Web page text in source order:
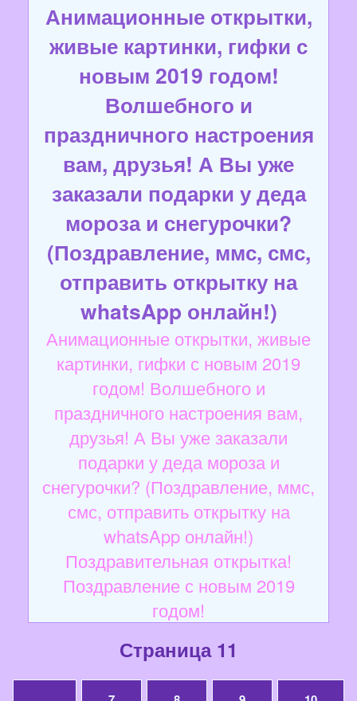
Анимационные открытки,
живые картинки, гифки с
новым 2019 годом!
Волшебного и
праздничного настроения
вам, друзья! А Вы уже
заказали подарки у деда
мороза и снегурочки?
(Поздравление, ммс, смс,
отправить открытку на
whatsApp онлайн!)
Анимационные открытки, живые
картинки, гифки с новым 2019
годом! Волшебного и
праздничного настроения вам,
друзья! А Вы уже заказали
подарки у деда мороза и
снегурочки? (Поздравление, ммс,
смс, отправить открытку на
whatsApp онлайн!)
Поздравительная открытка!
Поздравление с новым 2019
годом!
Страница 11